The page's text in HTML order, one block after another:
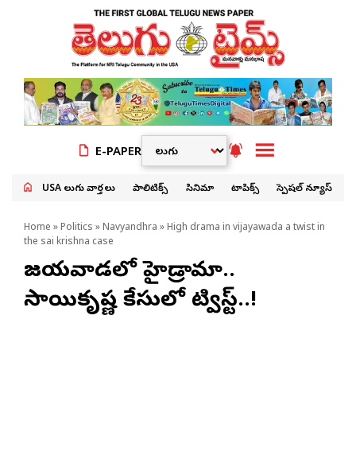
E-PAPER
USA తెలుగు వార్తలు పాలిటిక్స్ సినిమా టాపిక్స్ స్పెషల్ న్యూస్
Home » Politics » Navyandhra » High drama in vijayawada a twist in
the sai krishna case
విజయవాడలో హైడ్రామా..
సాయికృష్ణ కేసులో ట్విస్ట్..!